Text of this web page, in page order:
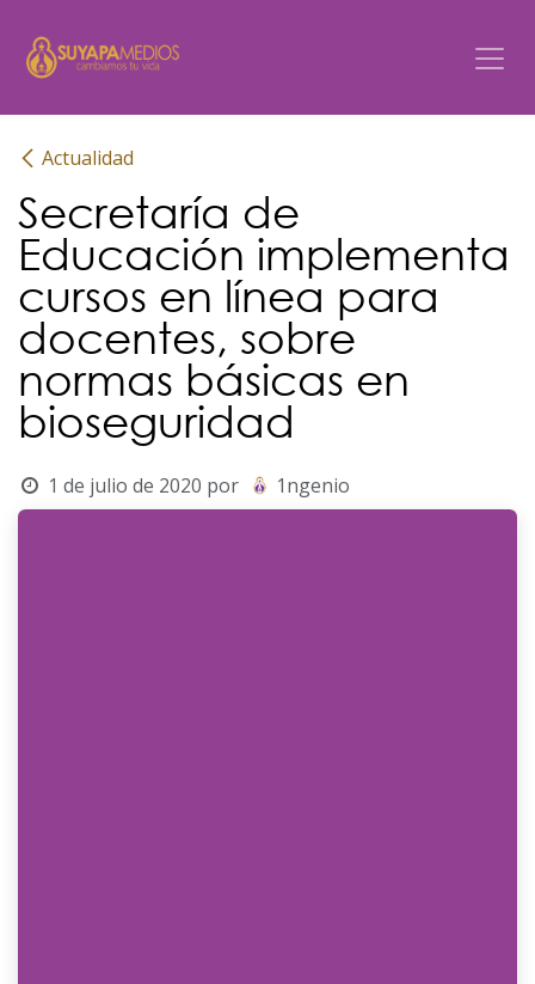
Actualidad
Secretaría de
Educación implementa
cursos en línea para
docentes, sobre
normas básicas en
bioseguridad
1 de julio de 2020 por 1ngenio